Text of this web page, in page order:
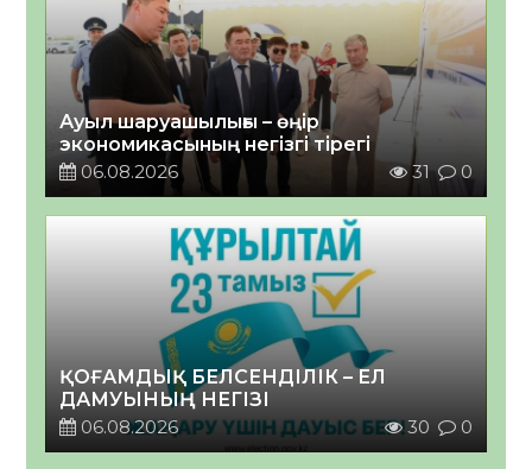
Ауыл шаруашылығы – өңір
экономикасының негізгі тірегі
06.08.2026
31 0
ҚОҒАМДЫҚ БЕЛСЕНДІЛІК – ЕЛ
ДАМУЫНЫҢ НЕГІЗІ
06.08.2026
30 0